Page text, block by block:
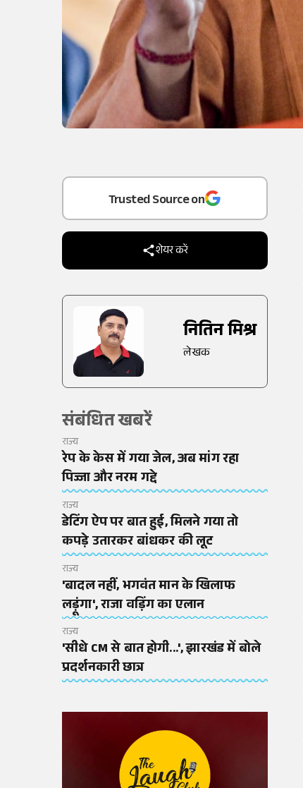
Add
as a
Trusted Source on
शेयर करें
नितिन मिश्र
लेखक
संबंधित खबरें
राज्य
रेप के केस में गया जेल, अब मांग रहा
पिज्जा और नरम गद्दे
राज्य
डेटिंग ऐप पर बात हुई, मिलने गया तो
कपड़े उतारकर बांधकर की लूट
राज्य
'बादल नहीं, भगवंत मान के खिलाफ
लड़ूंगा', राजा वड़िंग का एलान
राज्य
'सीधे CM से बात होगी...', झारखंड में बोले
प्रदर्शनकारी छात्र